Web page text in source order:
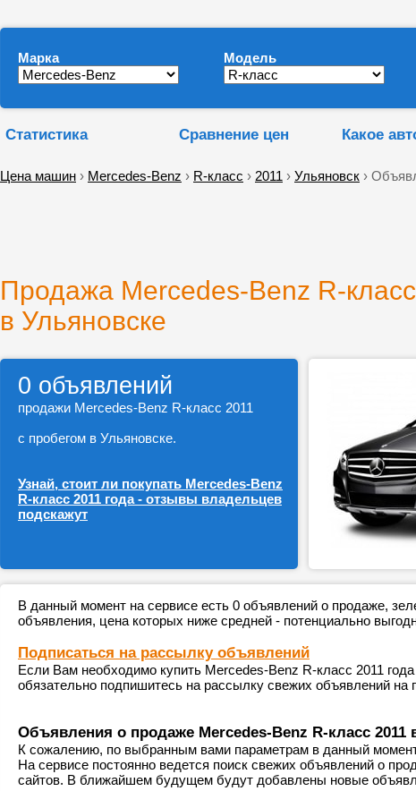
Марка Модель
Статистика Сравнение цен Какое
Цена машин › Mercedes-Benz › R-класс › 2011 › Ульяновск ›
Продажа Mercedes-Benz R-
в Ульяновске
0 объявлений
продажи Mercedes-Benz R-класс 2011
с пробегом в Ульяновске.
Узнай, стоит ли покупать Mercedes-Benz
R-класс 2011 года - отзывы владельцев
подскажут
В данный момент на сервисе есть 0 объявлений о продаже,
объявления, цена которых ниже средней - потенциально
Подписаться на рассылку объявлений
Если Вам необходимо купить Mercedes-Benz R-класс 2011
обязательно подпишитесь на рассылку свежих объявлений на
Объявления о продаже Mercedes-Benz R-класс 2011
К сожалению, по выбранным вами параметрам в данный
На сервисе постоянно ведется поиск свежих объявлений о
сайтов. В ближайшем будущем будут добавлены новые